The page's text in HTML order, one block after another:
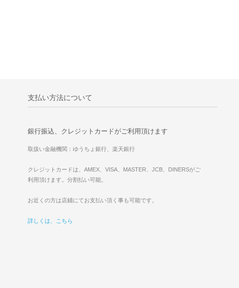
支払い方法について
銀行振込、クレジットカードがご利用頂けます
取扱い金融機関：ゆうちょ銀行、楽天銀行
クレジットカードは、AMEX、VISA、MASTER、JCB、DINERSがご
利用頂けます。分割払い可能。
お近くの方は店鋪にてお支払い頂く事も可能です。
詳しくは、こちら